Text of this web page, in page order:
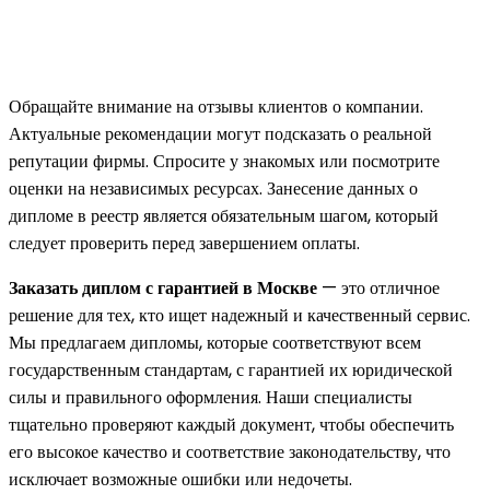
Обращайте внимание на отзывы клиентов о компании.
Актуальные рекомендации могут подсказать о реальной
репутации фирмы. Спросите у знакомых или посмотрите
оценки на независимых ресурсах. Занесение данных о
дипломе в реестр является обязательным шагом, который
следует проверить перед завершением оплаты.
Заказать диплом с гарантией в Москве — это отличное
решение для тех, кто ищет надежный и качественный сервис.
Мы предлагаем дипломы, которые соответствуют всем
государственным стандартам, с гарантией их юридической
силы и правильного оформления. Наши специалисты
тщательно проверяют каждый документ, чтобы обеспечить
его высокое качество и соответствие законодательству, что
исключает возможные ошибки или недочеты.